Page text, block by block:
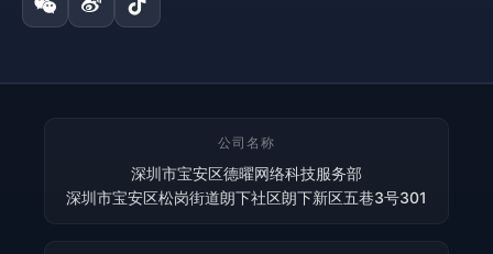
公司名称
深圳市宝安区德曜网络科技服务部
深圳市宝安区松岗街道朗下社区朗下新区五巷3号301